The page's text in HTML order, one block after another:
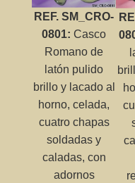
REF. SM_CRO-
0801: Casco
Romano de
latón pulido
brillo y lacado al
horno, celada,
cuatro chapas
soldadas y
caladas, con
adornos